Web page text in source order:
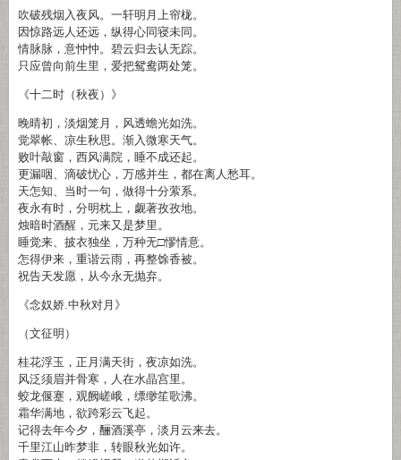
吹破残烟入夜风。一轩明月上帘栊。
因惊路远人还远，纵得心同寝未同。
情脉脉，意忡忡。碧云归去认无踪。
只应曾向前生里，爱把鸳鸯两处笼。
《十二时（秋夜）》
晚晴初，淡烟笼月，风透蟾光如洗。
觉翠帐、凉生秋思。渐入微寒天气。
败叶敲窗，西风满院，睡不成还起。
更漏咽、滴破忧心，万感并生，都在离人愁耳。
天怎知、当时一句，做得十分萦系。
夜永有时，分明枕上，觑著孜孜地。
烛暗时酒醒，元来又是梦里。
睡觉来、披衣独坐，万种无□憀情意。
怎得伊来，重谐云雨，再整馀香被。
祝告天发愿，从今永无抛弃。
《念奴娇.中秋对月》
（文征明）
桂花浮玉，正月满天街，夜凉如洗。
风泛须眉并骨寒，人在水晶宫里。
蛟龙偃蹇，观阙嵯峨，缥缈笙歌沸。
霜华满地，欲跨彩云飞起。
记得去年今夕，酾酒溪亭，淡月云来去。
千里江山昨梦非，转眼秋光如许。